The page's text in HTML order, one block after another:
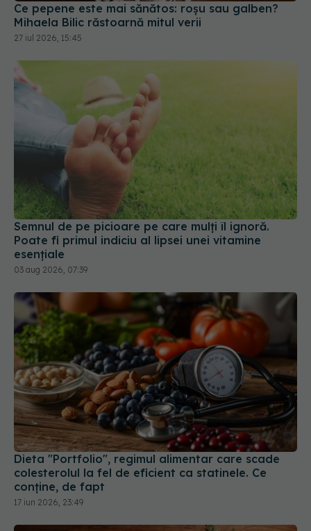
Ce pepene este mai sănătos: roșu sau galben?
Mihaela Bilic răstoarnă mitul verii
27 iul 2026, 15:45
Semnul de pe picioare pe care mulți îl ignoră.
Poate fi primul indiciu al lipsei unei vitamine
esențiale
03 aug 2026, 07:39
Dieta "Portfolio", regimul alimentar care scade
colesterolul la fel de eficient ca statinele. Ce
conține, de fapt
17 iun 2026, 23:49